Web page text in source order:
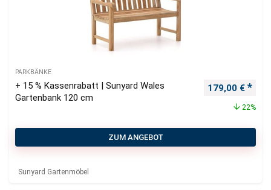
PARKBÄNKE
+ 15 % Kassenrabatt | Sunyard Wales
Gartenbank 120 cm
179,00 €
22%
ZUM ANGEBOT
Sunyard Gartenmöbel